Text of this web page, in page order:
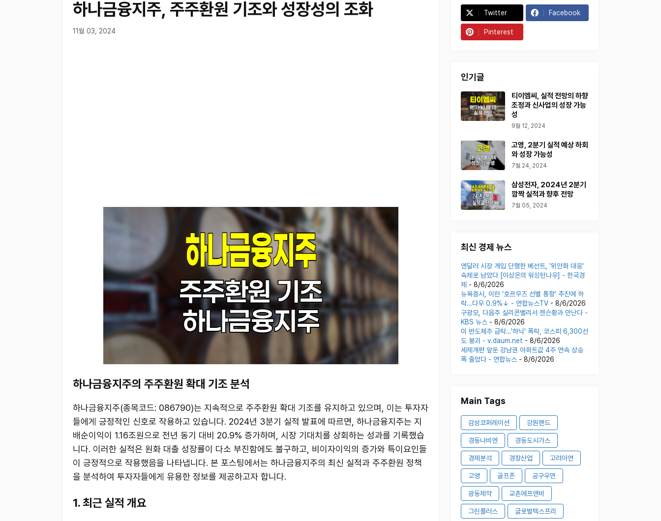
하나금융지주, 주주환원 기조와 성장성의 조화
11월 03, 2024
하나금융지주의 주주환원 확대 기조 분석
하나금융지주(종목코드: 086790)는 지속적으로 주주환원 확대 기조를 유지하고 있으며, 이는 투자자
들에게 긍정적인 신호로 작용하고 있습니다. 2024년 3분기 실적 발표에 따르면, 하나금융지주는 지
배순이익이 1.16조원으로 전년 동기 대비 20.9% 증가하며, 시장 기대치를 상회하는 성과를 기록했습
니다. 이러한 실적은 원화 대출 성장률이 다소 부진함에도 불구하고, 비이자이익의 증가와 특이요인들
이 긍정적으로 작용했음을 나타냅니다. 본 포스팅에서는 하나금융지주의 최신 실적과 주주환원 정책
을 분석하여 투자자들에게 유용한 정보를 제공하고자 합니다.
1. 최근 실적 개요
Twitter Facebook
Pinterest
인기글
티이엠씨, 실적 전망의 하향
조정과 신사업의 성장 가능
성
9월 12, 2024
고영, 2분기 실적 예상 하회
와 성장 가능성
7월 24, 2024
삼성전자, 2024년 2분기
깜짝 실적과 향후 전망
7월 05, 2024
최신 경제 뉴스
엔달러 시장 개입 단행한 베선트, '위안화 대응'
숙제로 남았다 [이상은의 워싱턴나우] - 한국경
제 - 8/6/2026
뉴욕증시, 이란 ’호르무즈 선별 통항’ 추진에 하
락…다우 0.9%↓ - 연합뉴스TV- 8/6/2026
구광모, 다음주 실리콘밸리서 젠슨황과 만난다 -
KBS 뉴스- 8/6/2026
미 반도체주 급락…'하닉' 폭락, 코스피 6,300선
도 붕괴 - v.daum.net - 8/6/2026
세제개편 앞둔 강남권 아파트값 4주 연속 상승
폭 줄었다 - 연합뉴스- 8/6/2026
Main Tags
감성코퍼레이션 강원랜드
경동나비엔 경동도시가스
경제분석 경창산업 고려아연
고영 골프존 공구우먼
광동제약 교촌에프앤비
그린플러스 글로벌텍스프리